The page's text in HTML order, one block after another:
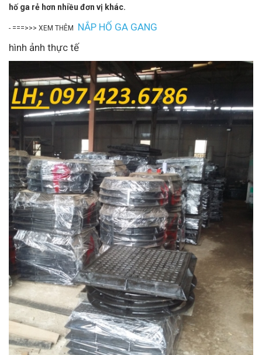
hố ga rẻ hơn nhiều đơn vị khác.
- ===>>> XEM THÊM
NẮP HỐ GA GANG
hình ảnh thực tế